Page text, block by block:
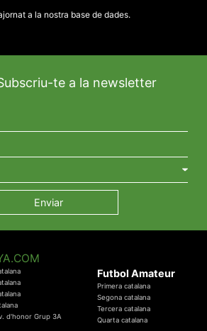
a la nostra base de dades.
te a la newsletter
d'honor Grup 3A
Futbol Amateur
Primera catalana
Segona catalana
Tercera catalana
Quarta catalana